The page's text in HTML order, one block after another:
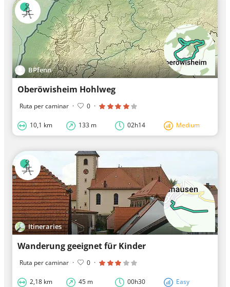
BPfenn
Oberöwisheim Hohlweg
Ruta per caminar · 0 ·
10,1 km 133 m 02h14 Medium
Itineraries
Wanderung geeignet für Kinder
Ruta per caminar · 0 ·
2,18 km 45 m 00h30 Easy